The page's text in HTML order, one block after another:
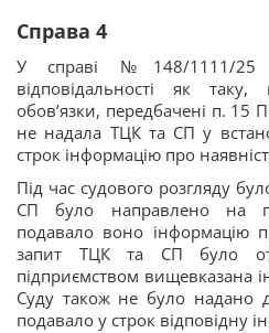
Справа 4
У справі №148/1111/25
відповідальності як
обов’язки, передбачені п.
не надала ТЦК та СП у
строк інформацію про
Під час судового розгляду
СП було направлено на
подавало воно інформацію
запит ТЦК та СП було
підприємством вищевказана
Суду також не було надано
подавало у строк відповідну